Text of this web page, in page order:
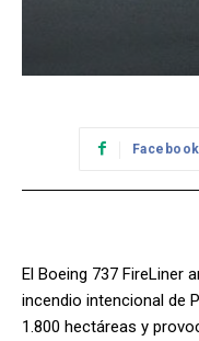
Facebook
El Boeing 737 FireLiner
incendio intencional de
1.800 hectáreas y